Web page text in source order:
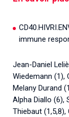
immune
Jean-Daniel
Wiedemann (1),
Melany Durand
Alpha Diallo (6),
Thiebaut (1,5,8),